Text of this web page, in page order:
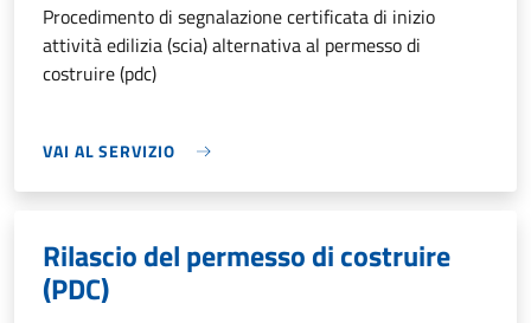
Procedimento di segnalazione certificata di inizio
attività edilizia (scia) alternativa al permesso di
costruire (pdc)
VAI AL SERVIZIO
Rilascio del permesso di costruire
(PDC)